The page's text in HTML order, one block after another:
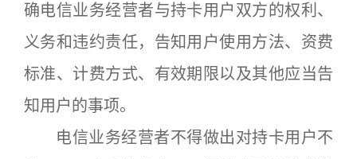
确电信业务经营者与持卡用户双方的权利、
义务和违约责任，告知用户使用方法、资费
标准、计费方式、有效期限以及其他应当告
知用户的事项。
电信业务经营者不得做出对持卡用户不